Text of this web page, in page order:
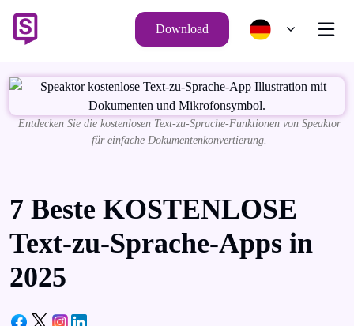
Download
Entdecken Sie die kostenlosen Text-zu-Sprache-Funktionen von Speaktor
für einfache Dokumentenkonvertierung.
7 Beste KOSTENLOSE
Text-zu-Sprache-Apps in
2025